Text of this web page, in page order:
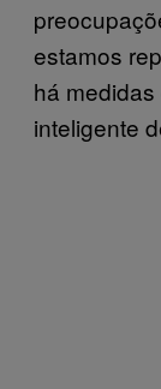
estamos
há
inteligente